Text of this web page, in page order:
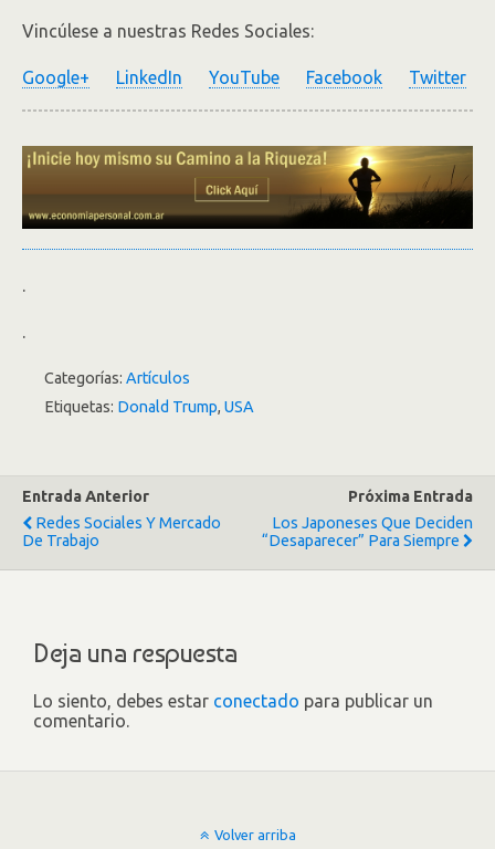
Vincúlese a nuestras Redes Sociales:
Google+ LinkedIn YouTube Facebook Twitter
.
.
Categorías: Artículos
Etiquetas: Donald Trump, USA
Entrada Anterior
Redes Sociales Y Mercado
De Trabajo
Próxima Entrada
Los Japoneses Que Deciden
“desaparecer” Para Siempre
Deja una respuesta
Lo siento, debes estar conectado para publicar un
comentario.
Volver arriba